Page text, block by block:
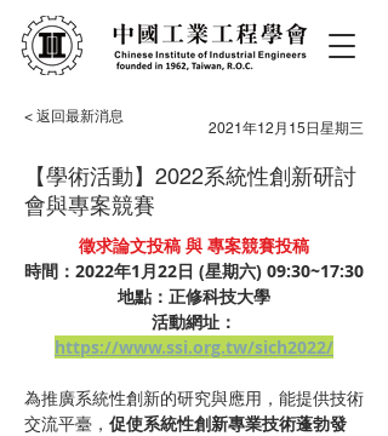
< 返回最新消息
2021年12月15日星期三
【學術活動】2022系統性創新研討
會與專案競賽
徵求論文投稿 與 專案競賽投稿
時間：2022年1月22日 (星期六) 09:30~17:30
地點：正修科技大學
活動網址：
https://www.ssi.org.tw/sich2022/
為推廣系統性創新的研究與應用，能提供技術
交流平臺， 促使系統性創新專業技術蓬勃發